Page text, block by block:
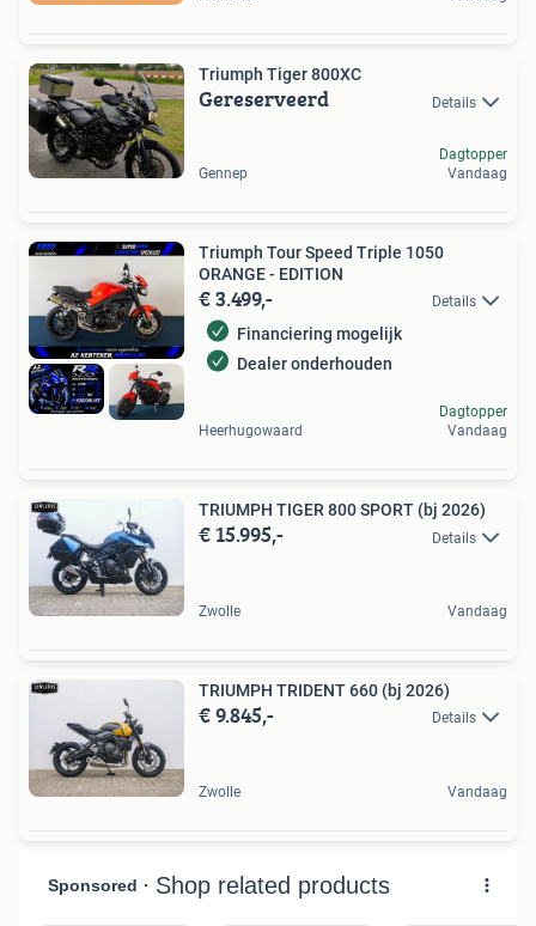
Triumph Tiger 800XC
Gereserveerd Details
Gennep
Dagtopper
Vandaag
Triumph Tour Speed Triple 1050
ORANGE - EDITION
€ 3.499,- Details
Financiering mogelijk
Dealer onderhouden
Heerhugowaard
Dagtopper
Vandaag
TRIUMPH TIGER 800 SPORT (bj 2026)
€ 15.995,- Details
Zwolle Vandaag
TRIUMPH TRIDENT 660 (bj 2026)
€ 9.845,- Details
Zwolle Vandaag